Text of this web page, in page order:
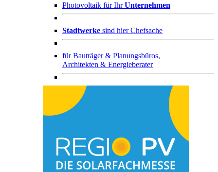
Photovoltaik für IhrUnternehmen
Stadtwerke sind hier Chefsache
fürBauträger & Planungsbüros,
Architekten & Energieberater